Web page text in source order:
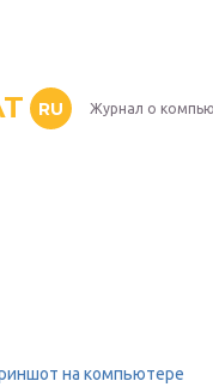
RU Журнал о
на компьютере